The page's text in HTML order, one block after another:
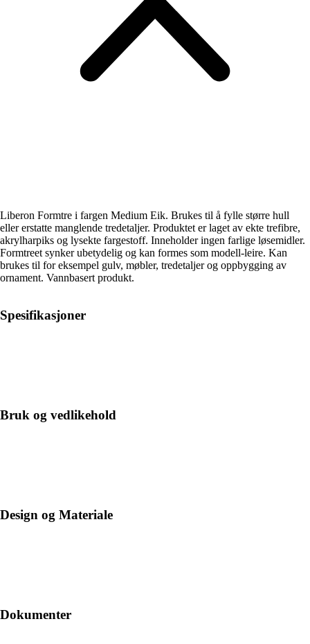
Liberon Formtre i fargen Medium Eik. Brukes til å fylle større hull
eller erstatte manglende tredetaljer. Produktet er laget av ekte trefibre,
akrylharpiks og lysekte fargestoff. Inneholder ingen farlige løsemidler.
Formtreet synker ubetydelig og kan formes som modell-leire. Kan
brukes til for eksempel gulv, møbler, tredetaljer og oppbygging av
ornament. Vannbasert produkt.
Spesifikasjoner
Bruk og vedlikehold
Design og Materiale
Dokumenter